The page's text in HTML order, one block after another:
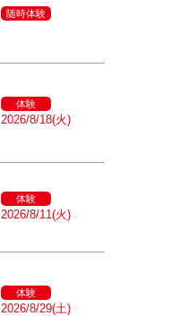
随時体験
体験
2026/8/18(火)
体験
2026/8/11(火)
体験
2026/8/29(土)